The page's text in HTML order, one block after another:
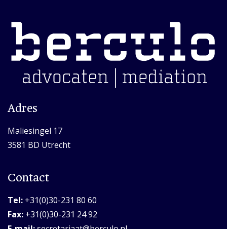
Adres
Maliesingel 17
3581 BD Utrecht
Contact
Tel: +31(0)30-231 80 60
Fax: +31(0)30-231 24 92